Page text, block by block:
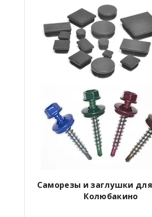
Саморезы и заглушки
Колюбакино